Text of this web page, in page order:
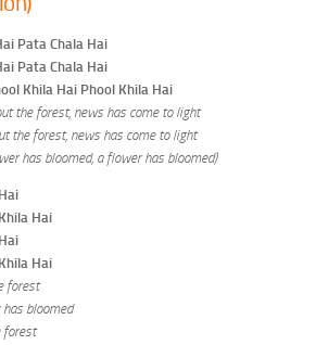
Pata Chala Hai
Pata Chala Hai
Khila Hai Phool Khila Hai
the forest, news has come to light
the forest, news has come to light
has bloomed, a flower has bloomed)
Hai
Hai
forest
bloomed
forest